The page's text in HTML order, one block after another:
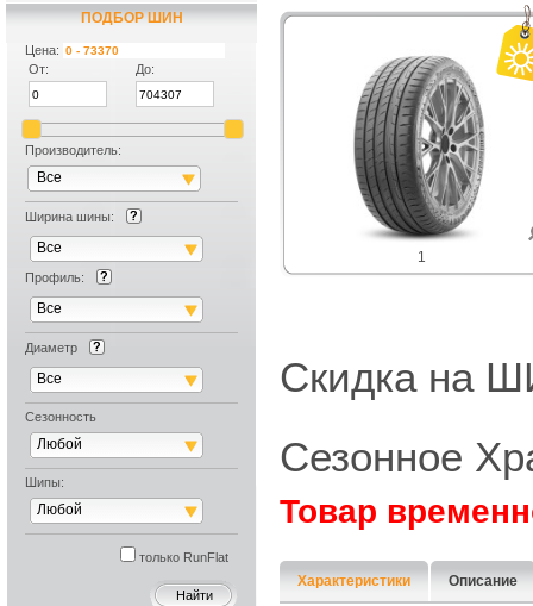
ПОДБОР ШИН
Цена:
От:
До:
Производитель:
Все
Ширина шины:
Все
Профиль:
Все
Диаметр
Все
Сезонность
Любой
Шипы:
Любой
только RunFlat
1
Скидка на
Сезонное
Товар
Характеристики Описание